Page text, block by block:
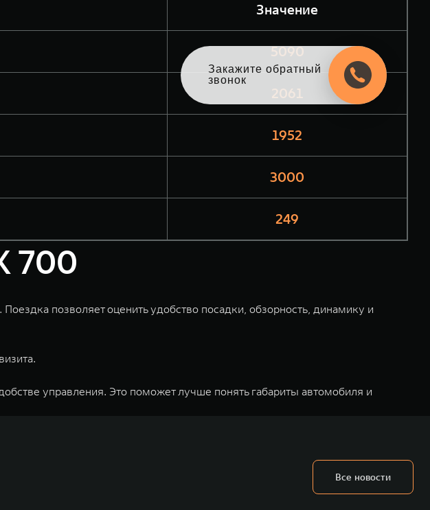
Значение
5090
2061
1952
3000
249
700
позволяет оценить удобство посадки, обзорность, динамику и
управления. Это поможет лучше понять габариты автомобиля и
Все новости
Закажите обратный
звонок